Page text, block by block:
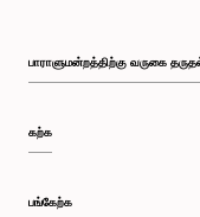
பாராளுமன்றத்திற்கு வருகை
கற்க
பங்கேற்க